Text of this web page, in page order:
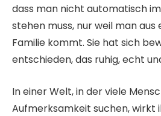
dass man nicht automatisch
stehen muss, nur weil man
Familie kommt. Sie hat sich
entschieden, das ruhig, echt
In einer Welt, in der viele
Aufmerksamkeit suchen, wirkt